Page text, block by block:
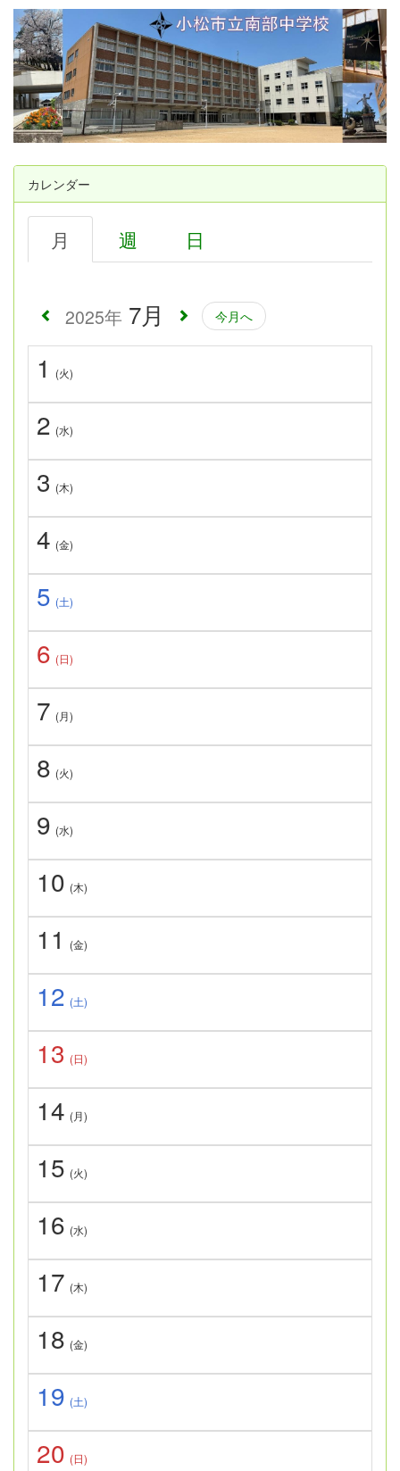
カレンダー
月 週 日
2025年 7月 今月へ
1 (火)
2 (水)
3 (木)
4 (金)
5 (土)
6 (日)
7 (月)
8 (火)
9 (水)
10 (木)
11 (金)
12 (土)
13 (日)
14 (月)
15 (火)
16 (水)
17 (木)
18 (金)
19 (土)
20 (日)